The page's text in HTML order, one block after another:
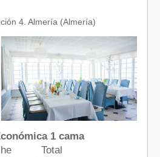
4. Almería (Almería)
1 cama
Total